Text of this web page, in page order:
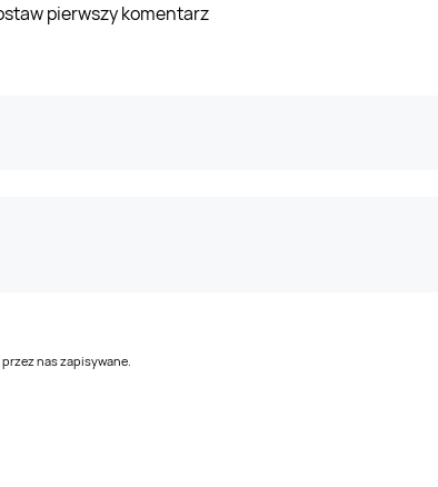
pierwszy komentarz
nas zapisywane.